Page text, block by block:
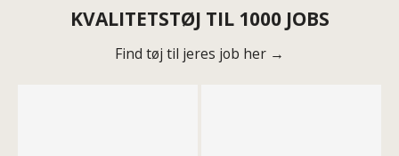
KVALITETSTØJ TIL 1000 JOBS
Find tøj til jeres job her →